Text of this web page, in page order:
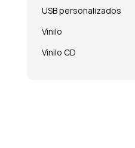
USB personalizados
Vinilo
Vinilo CD